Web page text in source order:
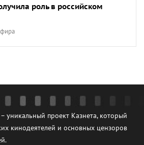
роль в российском
уникальный проект Казнета, который
кинодеятелей и основных цензоров